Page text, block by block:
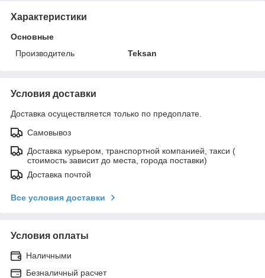
Характеристики
Основные
Производитель
Teksan
Условия доставки
Доставка осуществляется только по предоплате.
Самовывоз
Доставка курьером, транспортной компанией, такси (
стоимость зависит до места, города поставки)
Доставка почтой
Все условия доставки
Условия оплаты
Наличными
Безналичный расчет